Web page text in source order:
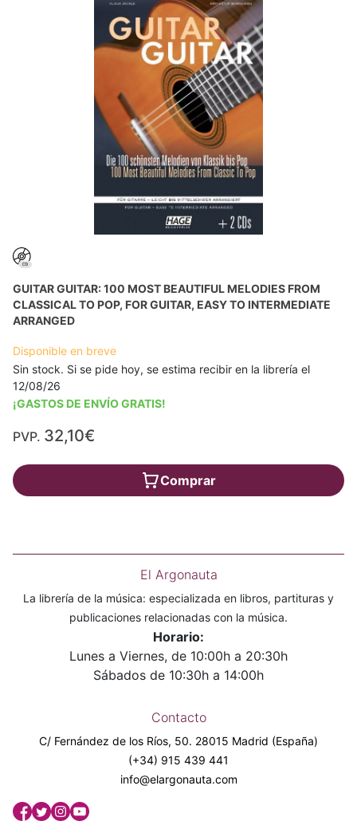
GUITAR GUITAR: 100 MOST BEAUTIFUL MELODIES FROM
CLASSICAL TO POP, FOR GUITAR, EASY TO INTERMEDIATE
ARRANGED
Disponible en breve
Sin stock. Si se pide hoy, se estima recibir en la librería el
12/08/26
¡GASTOS DE ENVÍO GRATIS!
PVP. 32,10€
Comprar
El Argonauta
La librería de la música: especializada en libros, partituras y
publicaciones relacionadas con la música.
Horario:
Lunes a Viernes, de 10:00h a 20:30h
Sábados de 10:30h a 14:00h
Contacto
C/ Fernández de los Ríos, 50. 28015 Madrid (España)
(+34) 915 439 441
info@elargonauta.com